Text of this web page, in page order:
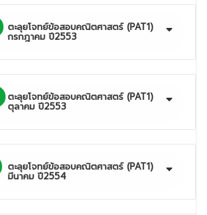
ตะลุยโจทย์ข้อสอบคณิตศาสตร์ (PAT1)
กรกฎาคม ปี2553
ตะลุยโจทย์ข้อสอบคณิตศาสตร์ (PAT1)
ตุลาคม ปี2553
ตะลุยโจทย์ข้อสอบคณิตศาสตร์ (PAT1)
มีนาคม ปี2554